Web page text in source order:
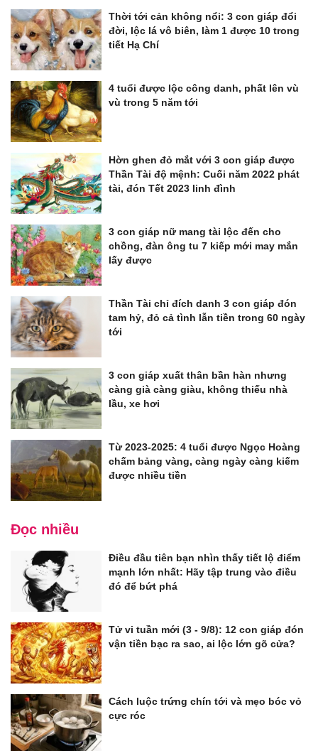
Thời tới cản không nổi: 3 con giáp đổi
đời, lộc lá vô biên, làm 1 được 10 trong
tiết Hạ Chí
4 tuổi được lộc công danh, phất lên vù
vù trong 5 năm tới
Hờn ghen đỏ mắt với 3 con giáp được
Thần Tài độ mệnh: Cuối năm 2022 phát
tài, đón Tết 2023 linh đình
3 con giáp nữ mang tài lộc đến cho
chồng, đàn ông tu 7 kiếp mới may mắn
lấy được
Thần Tài chỉ đích danh 3 con giáp đón
tam hỷ, đỏ cả tình lẫn tiền trong 60 ngày
tới
3 con giáp xuất thân bần hàn nhưng
càng già càng giàu, không thiếu nhà
lầu, xe hơi
Từ 2023-2025: 4 tuổi được Ngọc Hoàng
chấm bảng vàng, càng ngày càng kiếm
được nhiều tiền
Đọc nhiều
Điều đầu tiên bạn nhìn thấy tiết lộ điểm
mạnh lớn nhất: Hãy tập trung vào điều
đó để bứt phá
Tử vi tuần mới (3 - 9/8): 12 con giáp đón
vận tiền bạc ra sao, ai lộc lớn gõ cửa?
Cách luộc trứng chín tới và mẹo bóc vỏ
cực róc